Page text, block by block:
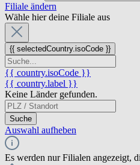
Filiale ändern
Wähle hier deine Filiale aus
{{ selectedCountry.isoCode }}
{{ country.isoCode }}
{{ country.label }}
Keine Länder gefunden.
Suche
Auswahl aufheben
Es werden nur Filialen angezeigt,